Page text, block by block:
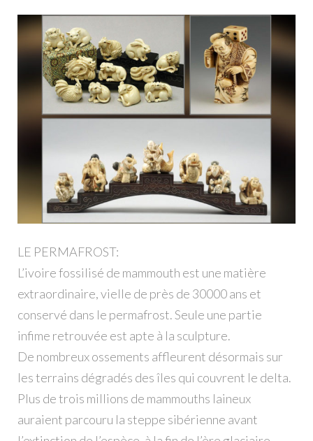
LE PERMAFROST:
L’ivoire fossilisé de mammouth est une matière
extraordinaire, vielle de près de 30000 ans et
conservé dans le permafrost. Seule une partie
infime retrouvée est apte à la sculpture.
De nombreux ossements affleurent désormais sur
les terrains dégradés des îles qui couvrent le delta.
Plus de trois millions de mammouths laineux
auraient parcouru la steppe sibérienne avant